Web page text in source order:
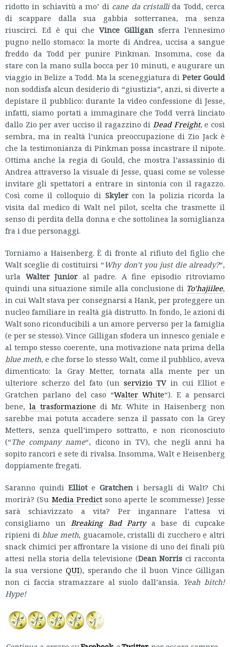
ridotto in schiavitù a mo’ di cane da cristallida Todd, cerca
di scappare dalla sua gabbia sotterranea, ma senza
riuscirci. Ed è qui che Vince Gilligan sferra l’ennesimo
pugno nello stomaco: la morte di Andrea, uccisa a sangue
freddo da Todd per punire Pinkman. Insomma, cose da
stare con la mano sulla bocca per 10 minuti, e augurare un
viaggio in Belize a Todd. Ma la sceneggiatura di Peter Gould
non soddisfa alcun desiderio di “giustizia”, anzi, si diverte a
depistare il pubblico: durante la video confessione di Jesse,
infatti, siamo portati a immaginare che Todd verrà linciato
dallo Zio per aver ucciso il ragazzino di Dead Freight, e così
sembra, ma in realtà l’unica preoccupazione di Zio Jack è
che la testimonianza di Pinkman possa incastrare il nipote.
Ottima anche la regia di Gould, che mostra l’assassinio di
Andrea attraverso la visuale di Jesse, quasi come se volesse
invitare gli spettatori a entrare in sintonia con il ragazzo.
Così come il colloquio di Skylercon la polizia ricorda la
visita dal medico di Walt nel pilot, scelta che trasmette il
senso di perdita della donna e che sottolinea la somiglianza
fra i due personaggi.
Torniamo a Haisenberg. È di fronte al rifiuto del figlio che
Walt sceglie di costituirsi “Why don’t you just die already?“,
urla Walter Junioral padre. A fine episodio ritroviamo
quindi una situazione simile alla conclusione di To’hajiilee,
in cui Walt stava per consegnarsi a Hank, per proteggere un
nucleo familiare in realtà già distrutto. In fondo, le azioni di
Walt sono riconducibili a un amore perverso per la famiglia
(e per se stesso). Vince Gilligan sfodera un innesco geniale e
al tempo stesso coerente, una motivazione nata prima della
blue meth, e che forse lo stesso Walt, come il pubblico, aveva
dimenticato: la Gray Metter, tornata alla mente per un
ulteriore scherzo del fato (un servizio TV in cui Elliot e
Gratchen parlano del caso “Walter White“). E a pensarci
bene, la trasformazione di Mr. White in Haisenberg non
sarebbe mai potuta accadere senza il passato con la Grey
Metters, senza quell’impero sottratto, e non riconosciuto
(“The company name“, dicono in TV), che negli anni ha
sopito rancori e sete di rivalsa. Insomma, Walt e Heisenberg
doppiamente fregati.
Saranno quindi Elliote Gratcheni bersagli di Walt? Chi
morirà? (Su Media Predictsono aperte le scommesse) Jesse
sarà schiavizzato a vita? Per ingannare l’attesa vi
consigliamo un Breaking Bad Partya base di cupcake
ripieni di blue meth, guacamole, cristalli di zucchero e altri
snack chimici per affrontare la visione di uno dei finali più
attesi nella storia della televisione (Dean Norris ci racconta
la sua versioneQUI), sperando che il buon Vince Gilligan
non ci faccia stramazzare al suolo dall’ansia. Yeah bitch!
Hype!